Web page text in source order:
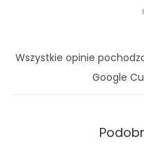
Wszystkie opinie
Google